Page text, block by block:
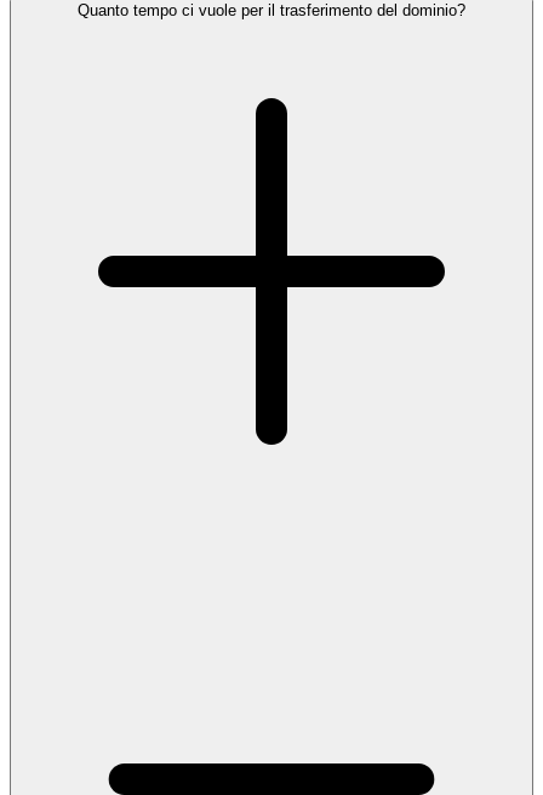
Quanto tempo ci vuole per il trasferimento del dominio?